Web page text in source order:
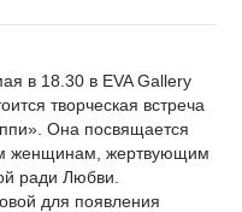
в 18.30 в EVA Gallery
творческая встреча
Она посвящается
женщинам, жертвующим
ради Любви.
для появления